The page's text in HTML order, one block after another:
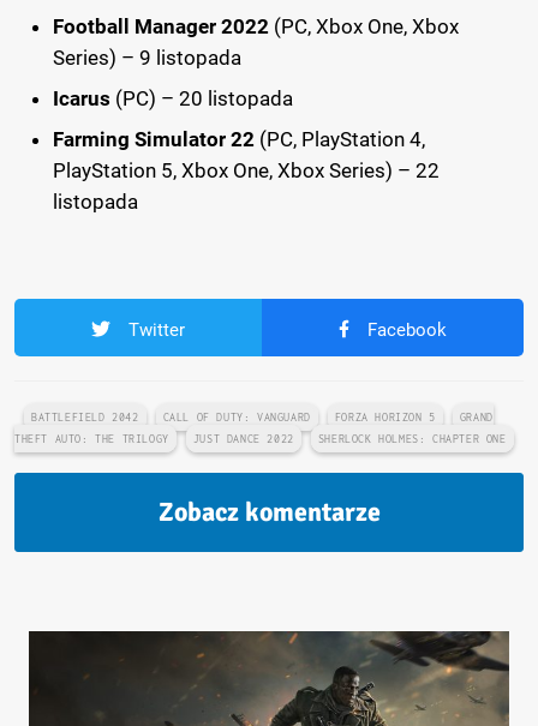
Football Manager 2022 (PC, Xbox One, Xbox
Series) – 9 listopada
Icarus (PC) – 20 listopada
Farming Simulator 22 (PC, PlayStation 4,
PlayStation 5, Xbox One, Xbox Series) – 22
listopada
Twitter Facebook
BATTLEFIELD 2042 CALL OF DUTY: VANGUARD FORZA HORIZON 5
GRAND
THEFT AUTO: THE TRILOGY
JUST DANCE 2022 SHERLOCK HOLMES: CHAPTER ONE
Zobacz komentarze